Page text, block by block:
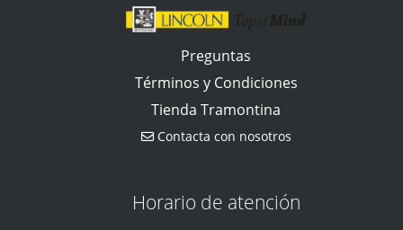
Preguntas
Términos y Condiciones
Tienda Tramontina
Contacta con nosotros
Horario de atención